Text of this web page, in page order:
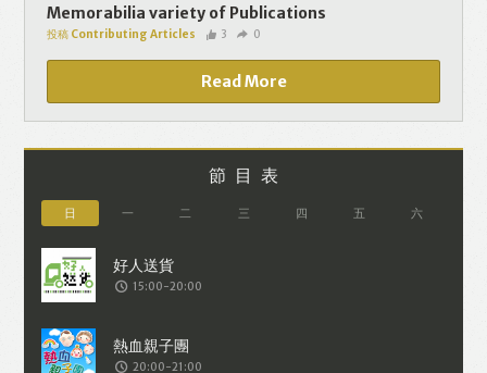
容許或屬法例規定，否則未經你事先同
意，你的個人資料不會作其他用途。如果
決定提供個人資料，即表示您同意我們將
該資料傳送並儲存。 熱血時報會根據用戶
廣告目標人士的標準），而發送目標廣
告。不會因為你與廣告作出互動或觀看一
個目標廣告而向廣告客戶提供任何用戶的
個人資料。 但如果你觀看或與該廣告作出
互動，則表示你同意廣告客戶有可能假設
你符合該廣告目標客戶群的標準。熱血時
報並會根據你在交易平台（如PAYPAL），
Memorabilia variety of Publications
投稿 Contributing Articles 3 0
Read More
節目表
日 一 二 三 四 五 六
15:00-20:00
20:00-21:00